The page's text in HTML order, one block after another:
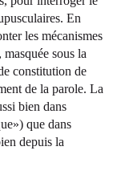
En
les mécanismes
sous la
constitution de
de la parole. La
bien dans
que dans
depuis la